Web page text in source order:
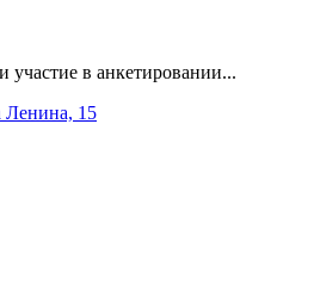
участие в анкетировании...
Ленина, 15